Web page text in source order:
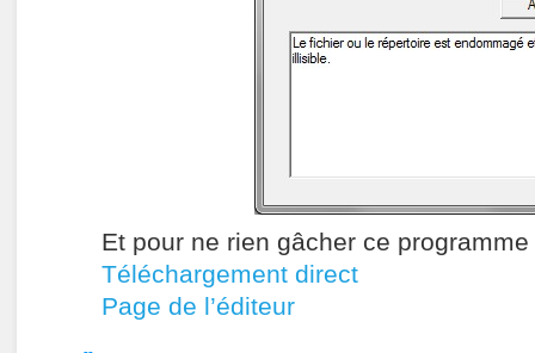
Et pour ne rien gâcher ce
Téléchargement direct
Page de l’éditeur